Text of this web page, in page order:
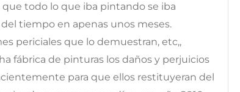
todo lo que iba pintando se iba
tiempo en apenas unos meses.
periciales que lo demuestran, etc,,
fábrica de pinturas los daños y perjuicios
para que ellos restituyeran del